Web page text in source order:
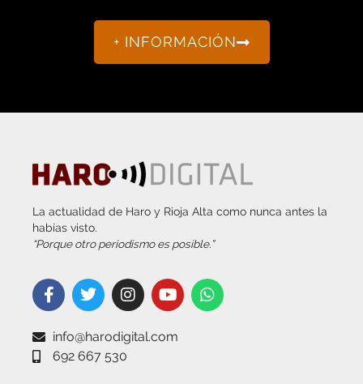
+ INFORMACIÓN
La actualidad de Haro y Rioja Alta como nunca antes la
habías visto.
“Porque otro periodismo es posible.”
info@harodigital.com
692 667 530